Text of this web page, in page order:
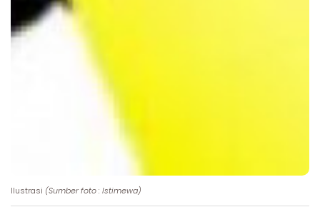
Ilustrasi (Sumber foto : Istimewa)